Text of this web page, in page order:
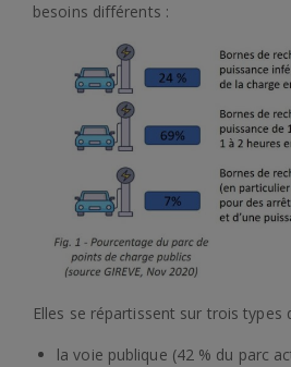
besoins différents :
Elles se répartissent sur trois types
la voie publique (42 % du parc